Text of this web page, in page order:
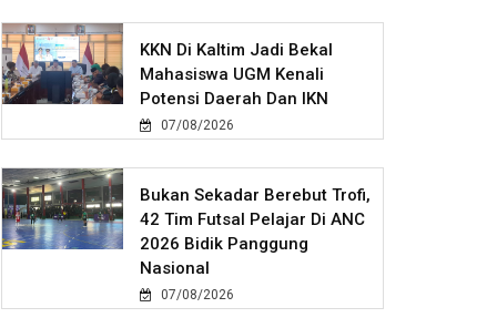
KKN Di Kaltim Jadi Bekal
Mahasiswa UGM Kenali
Potensi Daerah Dan IKN
07/08/2026
Bukan Sekadar Berebut Trofi,
42 Tim Futsal Pelajar Di ANC
2026 Bidik Panggung
Nasional
07/08/2026